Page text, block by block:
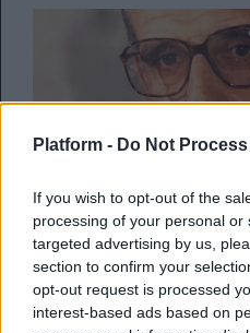
Platform - Do Not
If you wish to opt-out of the
processing of your personal
targeted advertising by us,
section to confirm your
opt-out request is processed
interest-based ads based on